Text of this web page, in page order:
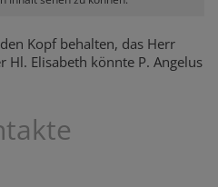
Kopf behalten, das Herr
Hl. Elisabeth könnte P. Angelus